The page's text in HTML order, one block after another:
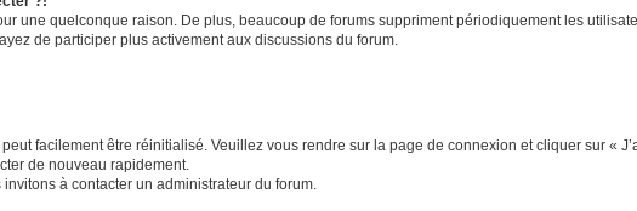
une quelconque raison. De plus, beaucoup de forums suppriment périodiquement les
de participer plus activement aux discussions du forum.
facilement être réinitialisé. Veuillez vous rendre sur la page de connexion et cliquer sur «
de nouveau rapidement.
à contacter un administrateur du forum.